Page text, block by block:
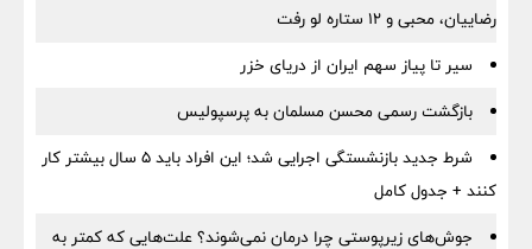
رضاییان، محبی و ۱۲ ستاره لو رفت
سیر تا پیاز سهم ایران از دریای خزر
بازگشت رسمی محسن مسلمان به پرسپولیس
شرط جدید بازنشستگی اجرایی شد؛ این افراد باید ۵ سال بیشتر کار
کنند + جدول کامل
جوش‌های زیرپوستی چرا درمان نمی‌شوند؟ علت‌هایی که کمتر به